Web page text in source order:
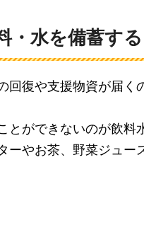
水を備蓄する
回復や支援物資が届く
ができないのが飲料
ーやお茶、野菜ジュー